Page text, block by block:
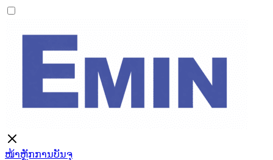
ໜ້າຫຼັກການບັນຈຸ